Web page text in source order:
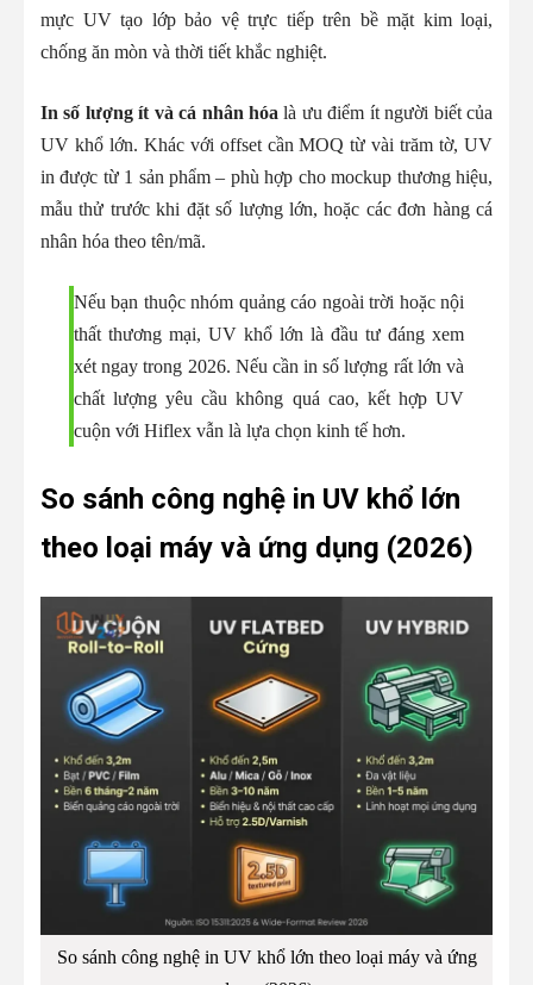
mực UV tạo lớp bảo vệ trực tiếp trên bề mặt kim loại,
chống ăn mòn và thời tiết khắc nghiệt.
In số lượng ít và cá nhân hóa là ưu điểm ít người biết của
UV khổ lớn. Khác với offset cần MOQ từ vài trăm tờ, UV
in được từ 1 sản phẩm – phù hợp cho mockup thương hiệu,
mẫu thử trước khi đặt số lượng lớn, hoặc các đơn hàng cá
nhân hóa theo tên/mã.
Nếu bạn thuộc nhóm quảng cáo ngoài trời hoặc nội
thất thương mại, UV khổ lớn là đầu tư đáng xem
xét ngay trong 2026. Nếu cần in số lượng rất lớn và
chất lượng yêu cầu không quá cao, kết hợp UV
cuộn với Hiflex vẫn là lựa chọn kinh tế hơn.
So sánh công nghệ in UV khổ lớn
theo loại máy và ứng dụng (2026)
So sánh công nghệ in UV khổ lớn theo loại máy và ứng